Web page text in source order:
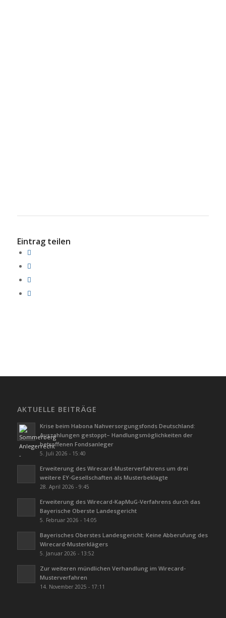
Eintrag teilen
AKTUELLE BEITRÄGE
Krise beim Habona Nahversorgungsfonds Deutschland:
Auszahlungen gestoppt– Handlungsmöglichkeiten der
betroffenen Fondsanleger
5. Juli 2026 - 15:40
Erweiterung des Wirecard-Musterverfahrens um drei
weitere EY-Gesellschaften als Musterbeklagte
28. April 2026 - 9:45
Erweiterung des Wirecard-KapMuG-Verfahrens durch das
Bayerische Oberste Landesgericht
5. Februar 2026 - 14:05
Bayerisches Oberstes Landesgericht: Keine Abberufung des
Wirecard-Musterklägers
5. Januar 2026 - 13:52
Zur weiteren mündlichen Verhandlung im Wirecard-
Musterverfahren
14. November 2025 - 17:11